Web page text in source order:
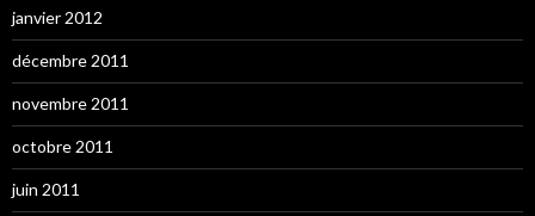
janvier 2012
décembre 2011
novembre 2011
octobre 2011
juin 2011